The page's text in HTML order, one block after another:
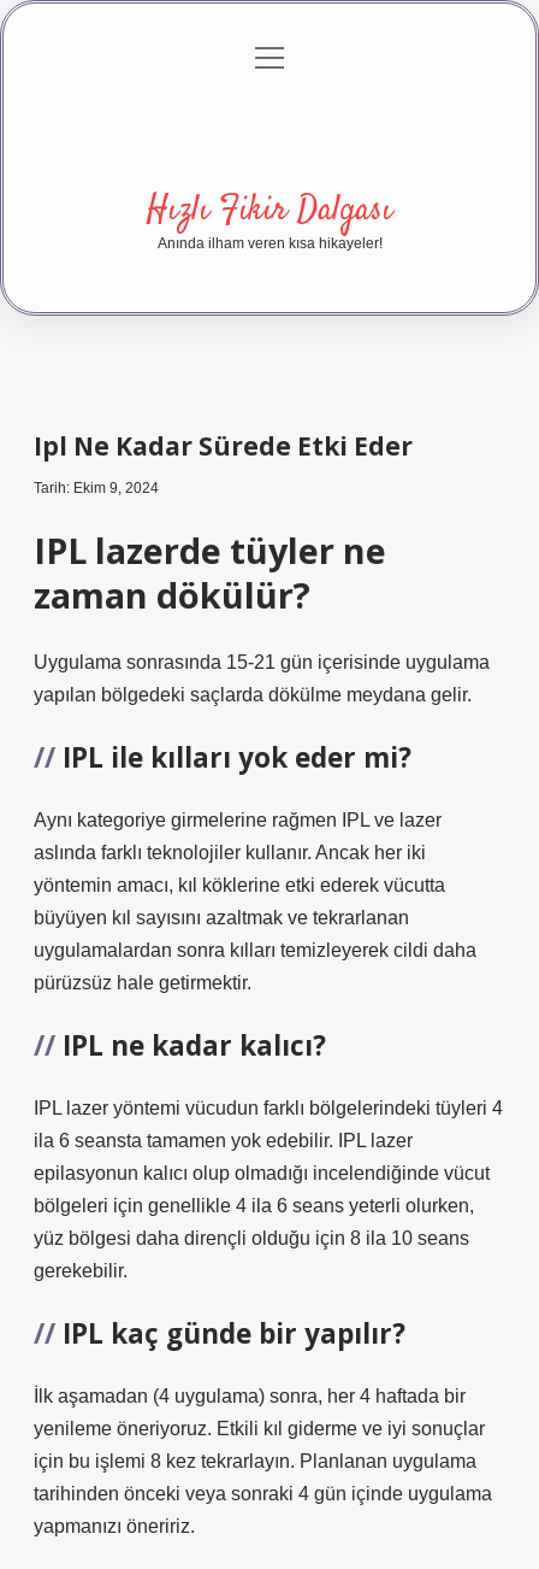
Gizlilik Politikası
menüyü
Hızlı Fikir Dalgası
Anında ilham veren kısa hikayeler!
Ipl Ne Kadar Sürede Etki Eder
Tarih: Ekim 9, 2024
IPL lazerde tüyler ne
zaman dökülür?
Uygulama sonrasında 15-21 gün içerisinde uygulama
yapılan bölgedeki saçlarda dökülme meydana gelir.
IPL ile kılları yok eder mi?
Aynı kategoriye girmelerine rağmen IPL ve lazer
aslında farklı teknolojiler kullanır. Ancak her iki
yöntemin amacı, kıl köklerine etki ederek vücutta
büyüyen kıl sayısını azaltmak ve tekrarlanan
uygulamalardan sonra kılları temizleyerek cildi daha
pürüzsüz hale getirmektir.
IPL ne kadar kalıcı?
IPL lazer yöntemi vücudun farklı bölgelerindeki tüyleri 4
ila 6 seansta tamamen yok edebilir. IPL lazer
epilasyonun kalıcı olup olmadığı incelendiğinde vücut
bölgeleri için genellikle 4 ila 6 seans yeterli olurken,
yüz bölgesi daha dirençli olduğu için 8 ila 10 seans
gerekebilir.
IPL kaç günde bir yapılır?
İlk aşamadan (4 uygulama) sonra, her 4 haftada bir
yenileme öneriyoruz. Etkili kıl giderme ve iyi sonuçlar
için bu işlemi 8 kez tekrarlayın. Planlanan uygulama
tarihinden önceki veya sonraki 4 gün içinde uygulama
yapmanızı öneririz.